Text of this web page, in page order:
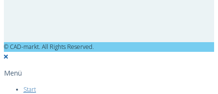
© CAD-markt. All Rights Reserved.
Menü
Start